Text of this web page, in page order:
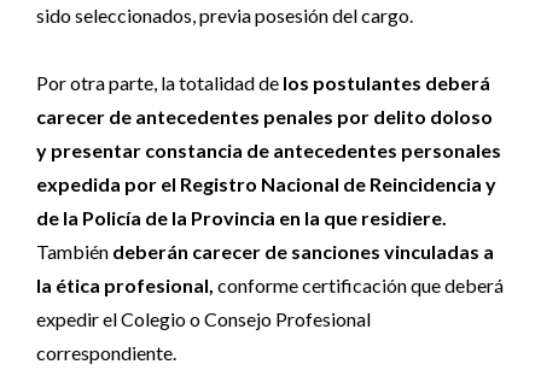
sido seleccionados, previa posesión del cargo.
Por otra parte, la totalidad de los postulantes deberá
carecer de antecedentes penales por delito doloso
y presentar constancia de antecedentes personales
expedida por el Registro Nacional de Reincidencia y
de la Policía de la Provincia en la que residiere.
También deberán carecer de sanciones vinculadas a
la ética profesional, conforme certificación que deberá
expedir el Colegio o Consejo Profesional
correspondiente.